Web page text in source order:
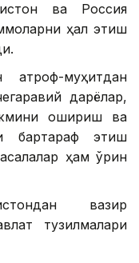
ва Россия
ҳал этиш
атроф-муҳитдан
дарёлар,
ошириш ва
бартараф этиш
ҳам ўрин
вазир
тузилмалари